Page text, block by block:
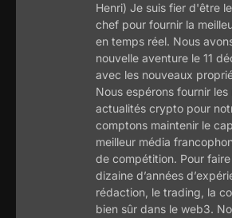
Henri) Je suis fier d'être
chef pour fournir la
en temps réel. Nous
nouvelle aventure le 11
avec les nouveaux
Nous espérons fournir les
actualités crypto pour
comptons maintenir le
meilleur média
de compétition. Pour faire
dizaine d’années
rédaction, le trading, la
bien sûr dans le web3.